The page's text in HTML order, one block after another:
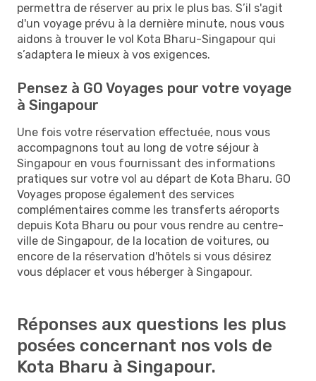
permettra de réserver au prix le plus bas. S’il s'agit
d'un voyage prévu à la dernière minute, nous vous
aidons à trouver le vol Kota Bharu-Singapour qui
s’adaptera le mieux à vos exigences.
Pensez à GO Voyages pour votre voyage
à Singapour
Une fois votre réservation effectuée, nous vous
accompagnons tout au long de votre séjour à
Singapour en vous fournissant des informations
pratiques sur votre vol au départ de Kota Bharu. GO
Voyages propose également des services
complémentaires comme les transferts aéroports
depuis Kota Bharu ou pour vous rendre au centre-
ville de Singapour, de la location de voitures, ou
encore de la réservation d'hôtels si vous désirez
vous déplacer et vous héberger à Singapour.
Réponses aux questions les plus
posées concernant nos vols de
Kota Bharu à Singapour.